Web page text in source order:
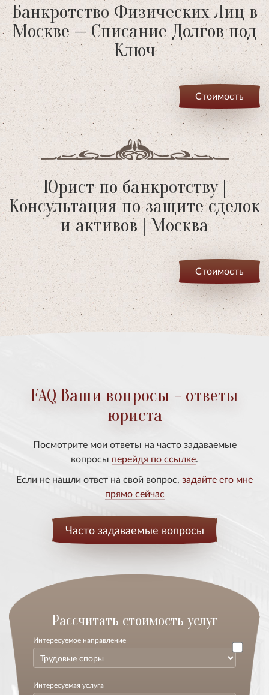
Банкротство Физических Лиц в
Москве — Списание Долгов под
Ключ
Стоимость
Юрист по банкротству |
Консультация по защите сделок
и активов | Москва
Стоимость
FAQ Ваши вопросы - ответы
юриста
Посмотрите мои ответы на часто задаваемые
вопросы перейдя по ссылке.
Если не нашли ответ на свой вопрос, задайте его мне
прямо сейчас
Часто задаваемые вопросы
Расcчитать стоимость услуг
Интересуемое направление
Интересуемая услуга